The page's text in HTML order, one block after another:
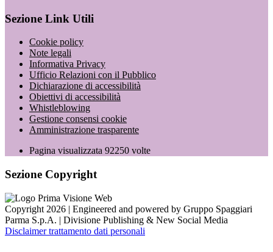
Sezione Link Utili
Cookie policy
Note legali
Informativa Privacy
Ufficio Relazioni con il Pubblico
Dichiarazione di accessibilità
Obiettivi di accessibilità
Whistleblowing
Gestione consensi cookie
Amministrazione trasparente
Pagina visualizzata 92250 volte
Sezione Copyright
Copyright 2026 | Engineered and powered by Gruppo Spaggiari
Parma S.p.A. | Divisione Publishing & New Social Media
Disclaimer trattamento dati personali